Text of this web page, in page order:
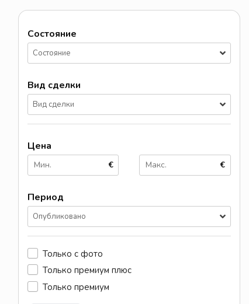
Состояние
Состояние
Вид сделки
Вид сделки
Цена
€ €
Период
Опубликовано
Только с фото
Только премиум плюс
Только премиум